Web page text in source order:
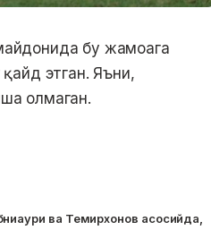
бу жамоага
этган. Яъни,
олмаган.
ва Темирхонов асосийда,